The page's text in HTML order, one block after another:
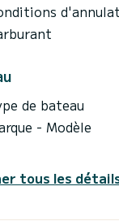
de bateau
- Modèle
tous les